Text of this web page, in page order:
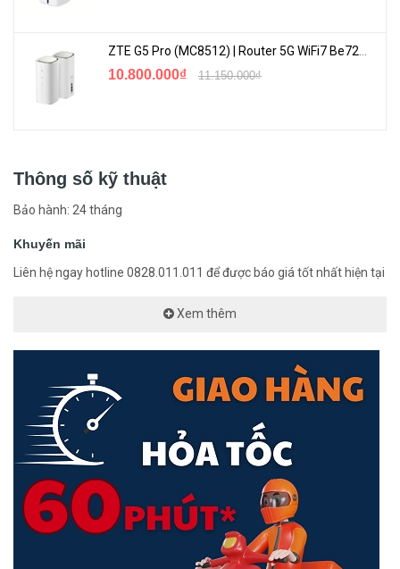
10.800.000₫ 11.150.000₫
Thông số kỹ thuật
Bảo hành: 24 tháng
Khuyến mãi
Liên hệ ngay hotline 0828.011.011 để được báo giá tốt nhất hiện tại
Xem thêm